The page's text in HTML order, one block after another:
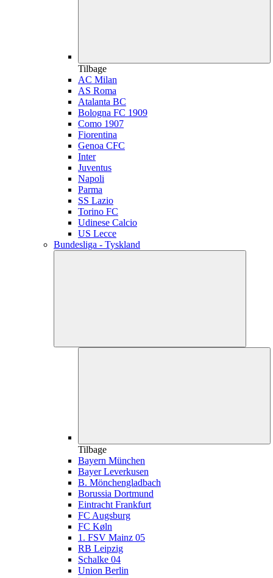
Tilbage
AC Milan
AS Roma
Atalanta BC
Bologna FC 1909
Como 1907
Fiorentina
Genoa CFC
Inter
Juventus
Napoli
Parma
SS Lazio
Torino FC
Udinese Calcio
US Lecce
Bundesliga - Tyskland
Tilbage
Bayern München
Bayer Leverkusen
B. Mönchengladbach
Borussia Dortmund
Eintracht Frankfurt
FC Augsburg
FC Køln
1. FSV Mainz 05
RB Leipzig
Schalke 04
Union Berlin